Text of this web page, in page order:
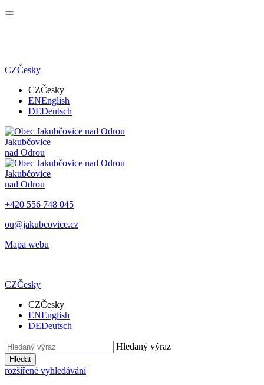
CZČesky
CZČesky
ENEnglish
DEDeutsch
Jakubčovice
nad Odrou
Jakubčovice
nad Odrou
+420 556 748 045
ou@jakubcovice.cz
Mapa webu
CZČesky
CZČesky
ENEnglish
DEDeutsch
Hledaný výraz
Hledat
rozšířené vyhledávání